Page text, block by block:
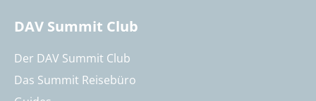
DAV Summit Club
Der DAV Summit Club
Das Summit Reisebüro